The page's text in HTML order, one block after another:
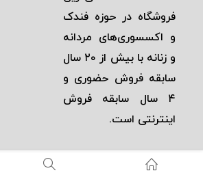
فروشگاه در حوزه فندک
و اكسسوری‌های مردانه
و زنانه با بيش از ٢٠ سال
سابقه فروش حضوری و
٤ سال سابقه فروش
اينترنتی است.